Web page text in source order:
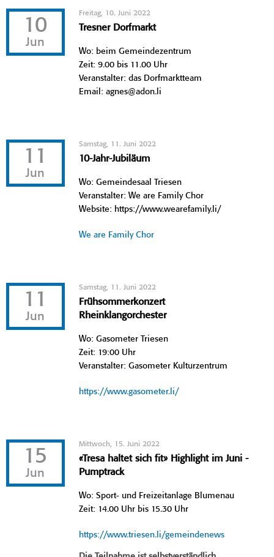
10
Jun
Freitag, 10. Juni 2022
Tresner Dorfmarkt
Wo: beim Gemeindezentrum
Zeit: 9.00 bis 11.00 Uhr
Veranstalter: das Dorfmarktteam
Email: agnes@adon.li
11
Jun
Samstag, 11. Juni 2022
10-Jahr-Jubiläum
Wo: Gemeindesaal Triesen
Veranstalter: We are Family Chor
Website: https://www.wearefamily.li/
We are Family Chor
11
Jun
Samstag, 11. Juni 2022
Frühsommerkonzert
Rheinklangorchester
Wo: Gasometer Triesen
Zeit: 19:00 Uhr
Veranstalter: Gasometer Kulturzentrum
https://www.gasometer.li/
15
Jun
Mittwoch, 15. Juni 2022
«Tresa haltet sich fit» Highlight im Juni -
Pumptrack
Wo: Sport- und Freizeitanlage Blumenau
Zeit: 14.00 Uhr bis 15.30 Uhr
https://www.triesen.li/gemeindenews